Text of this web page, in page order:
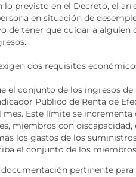
lo previsto en el Decreto, el
en situación de
de tener que cuidar a alguien
dos requisitos
el conjunto de los ingresos
Público de Renta de
mes. Este límite se
miembros con discapacidad,
los gastos de los
el conjunto de los
pertinente